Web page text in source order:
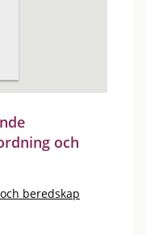
och
beredskap